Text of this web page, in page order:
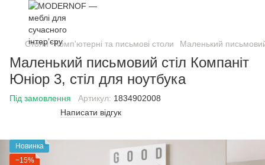
Столи Комп'ютерні та письмові столи Маленький
Маленький письмовий стіл Компаніт
Юніор 3, стіл для ноутбука
Під замовлення Артикул: 1834902008
Написати відгук
Новинка
−15%